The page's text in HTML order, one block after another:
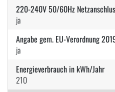
220-240V 50/60Hz
ja
Angabe gem. EU-Verordnung
ja
Energieverbrauch in kWh/Jahr
210